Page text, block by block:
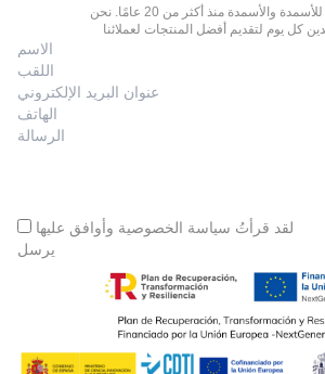
نحن مصنعون للأسمدة والأسمدة منذ أكثر من 20 عامًا. نحن
لقد قرأتُ سياسة الخصوصية وأوافق عليها